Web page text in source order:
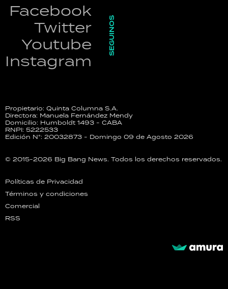
Facebook
Twitter
Youtube
Instagram
SEGUINOS
Propietario: Quinta Columna S.A.
Directora: Manuela Fernández Mendy
Domicilio: Humboldt 1493 - CABA
RNPI: 5222533
Edición N°: 20032873 - Domingo 09 de Agosto 2026
© 2015-2026 Big Bang News. Todos los derechos reservados.
Políticas de Privacidad
Términos y condiciones
Comercial
RSS